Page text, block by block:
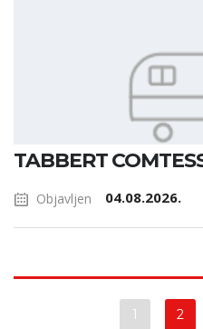
TABBERT
Objavljen 04.08.2026.
1 2